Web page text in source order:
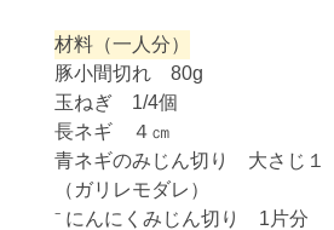
材料（一人分）
豚小間切れ 80g
玉ねぎ 1/4個
長ネギ ４㎝
青ネギのみじん切り 大さじ１
（ガリレモダレ）
⁻ にんにくみじん切り 1片分